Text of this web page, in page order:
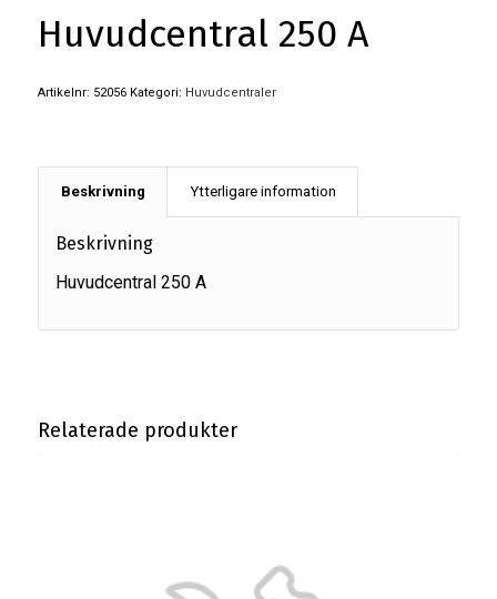
Huvudcentral 250 A
Artikelnr: 52056 Kategori: Huvudcentraler
Beskrivning Ytterligare information
Beskrivning
Huvudcentral 250 A
Relaterade produkter